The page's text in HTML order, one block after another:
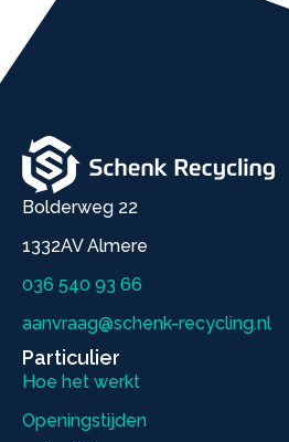
Bolderweg 22
1332AV Almere
036 540 93 66
aanvraag@schenk-recycling.nl
Particulier
Hoe het werkt
Openingstijden